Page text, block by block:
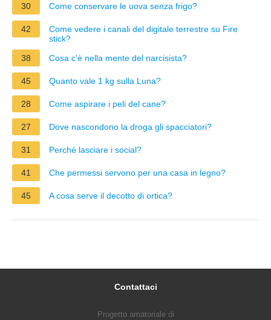
30 Come conservare le uova senza frigo?
42
Come vedere i canali del digitale terrestre su Fire
stick?
38
Cosa c'è nella mente del narcisista?
45 Quanto vale 1 kg sulla Luna?
28 Come aspirare i peli del cane?
27 Dove nascondono la droga gli spacciatori?
31 Perché lasciare i social?
41 Che permessi servono per una casa in legno?
45 A cosa serve il decotto di ortica?
Contattaci
Progetto amatoriale di